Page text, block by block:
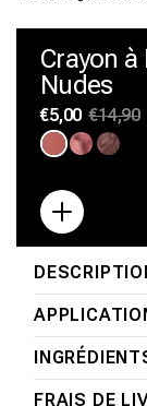
Crayon à
Nudes
Prix
habituel
€5,00 Prix
€14,90
Variante
ou
indisponible
Variante
ou
FRAIS DE